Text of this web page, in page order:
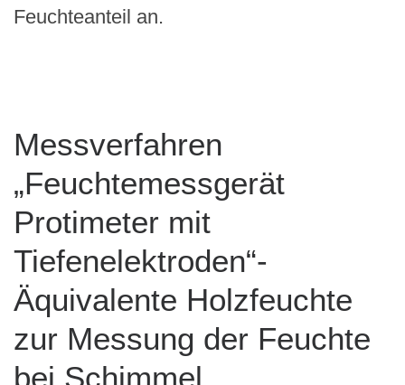
Feuchteanteil an.
Messverfahren
„Feuchtemessgerät
Protimeter mit
Tiefenelektroden“-
Äquivalente Holzfeuchte
zur Messung der Feuchte
bei Schimmel